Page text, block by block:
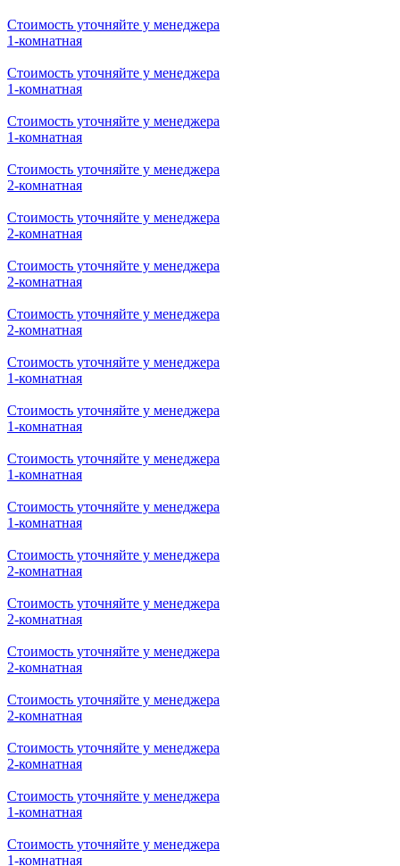
Стоимость уточняйте у менеджера
1-комнатная
Стоимость уточняйте у менеджера
1-комнатная
Стоимость уточняйте у менеджера
1-комнатная
Стоимость уточняйте у менеджера
1-комнатная
Стоимость уточняйте у менеджера
1-комнатная
Стоимость уточняйте у менеджера
1-комнатная
Стоимость уточняйте у менеджера
1-комнатная
Стоимость уточняйте у менеджера
2-комнатная
Стоимость уточняйте у менеджера
2-комнатная
Стоимость уточняйте у менеджера
2-комнатная
Стоимость уточняйте у менеджера
2-комнатная
Стоимость уточняйте у менеджера
1-комнатная
Стоимость уточняйте у менеджера
1-комнатная
Стоимость уточняйте у менеджера
1-комнатная
Стоимость уточняйте у менеджера
1-комнатная
Стоимость уточняйте у менеджера
2-комнатная
Стоимость уточняйте у менеджера
2-комнатная
Стоимость уточняйте у менеджера